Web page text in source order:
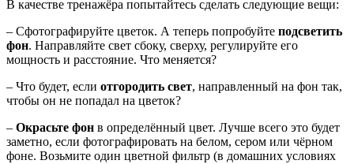
В качестве тренажёра попытайтесь сделать следующие вещи:
– Сфотографируйте цветок. А теперь попробуйте подсветить
фон. Направляйте свет сбоку, сверху, регулируйте его
мощность и расстояние. Что меняется?
– Что будет, если отгородить свет, направленный на фон так,
чтобы он не попадал на цветок?
– Окрасьте фон в определённый цвет. Лучше всего это будет
заметно, если фотографировать на белом, сером или чёрном
фоне. Возьмите один цветной фильтр (в домашних условиях